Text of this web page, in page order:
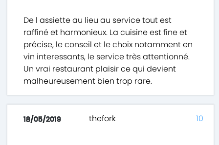
De l assiette au lieu au service tout est
raffiné et harmonieux. La cuisine est fine et
précise, le conseil et le choix notamment en
vin interessants, le service très attentionné.
Un vrai restaurant plaisir ce qui devient
malheureusement bien trop rare.
18/05/2019 thefork 10